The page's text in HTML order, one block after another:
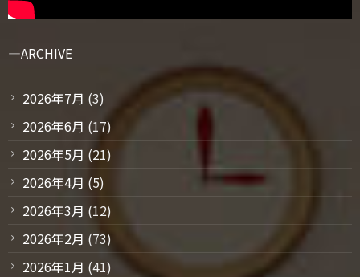
ARCHIVE
2026年7月 (3)
2026年6月 (17)
2026年5月 (21)
2026年4月 (5)
2026年3月 (12)
2026年2月 (73)
2026年1月 (41)